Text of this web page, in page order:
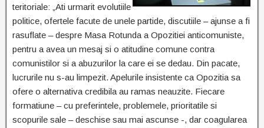
teritoriale: „Ati urmarit evolutiile
politice, ofertele facute de unele partide, discutiile – ajunse a fi
rasuflate – despre Masa Rotunda a Opozitiei anticomuniste,
pentru a avea un mesaj si o atitudine comune contra
comunistilor si a abuzurilor la care ei se dedau. Din pacate,
lucrurile nu s-au limpezit. Apelurile insistente ca Opozitia sa
ofere o alternativa credibila au ramas neauzite. Fiecare
formatiune – cu preferintele, problemele, prioritatile si
scopurile sale – deschise sau mai ascunse -, dar coagularea